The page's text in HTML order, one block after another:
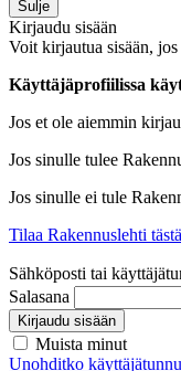
Sulje
Kirjaudu sisään
Voit kirjautua sisään,
Käyttäjäprofiilissa
Jos et ole aiemmin
Jos sinulle tulee
Jos sinulle ei tule
Tilaa Rakennuslehti tästä
Sähköposti tai
Salasana
Kirjaudu sisään
Muista minut
Unohditko